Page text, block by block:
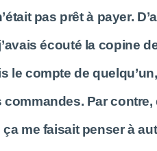
pas prêt à payer.
écouté la copine
le compte de
commandes. Par
me faisait penser à